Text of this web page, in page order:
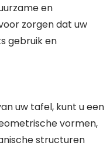
en
zorgen dat uw
gebruik en
uw tafel, kunt u een
vormen,
structuren